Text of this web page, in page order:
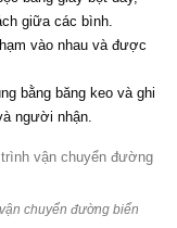
giữa các bình.
vào nhau và được
bằng băng keo và ghi
người nhận.
chuyển đường biển